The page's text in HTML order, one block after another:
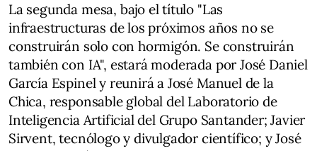
La segunda mesa, bajo el título "Las
infraestructuras de los próximos años no se
construirán solo con hormigón. Se construirán
también con IA", estará moderada por José Daniel
García Espinel y reunirá a José Manuel de la
Chica, responsable global del Laboratorio de
Inteligencia Artificial del Grupo Santander; Javier
Sirvent, tecnólogo y divulgador científico; y José